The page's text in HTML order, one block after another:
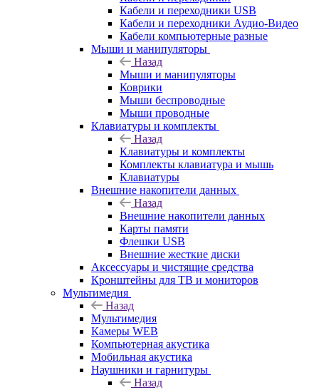
Кабели и переходники USB
Кабели и переходники Аудио-Видео
Кабели компьютерные разные
Мыши и манипуляторы
Назад
Мыши и манипуляторы
Коврики
Мыши беспроводные
Мыши проводные
Клавиатуры и комплекты
Назад
Клавиатуры и комплекты
Комплекты клавиатура и мышь
Клавиатуры
Внешние накопители данных
Назад
Внешние накопители данных
Карты памяти
Флешки USB
Внешние жесткие диски
Аксессуары и чистящие средства
Кронштейны для ТВ и мониторов
Мультимедия
Назад
Мультимедия
Камеры WEB
Компьютерная акустика
Мобильная акустика
Наушники и гарнитуры
Назад